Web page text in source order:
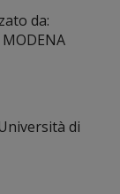
da:
MODENA
di